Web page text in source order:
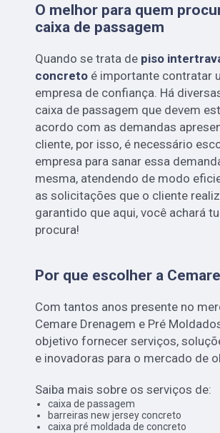
O melhor para quem
caixa de passagem
Quando se trata de piso
concreto é importante contratar
empresa de confiança. Há
caixa de passagem que devem
acordo com as demandas
cliente, por isso, é necessário
empresa para sanar essa
mesma, atendendo de modo
as solicitações que o cliente
garantido que aqui, você achará
procura!
Por que escolher a
Com tantos anos presente no
Cemare Drenagem e Pré
objetivo fornecer serviços,
e inovadoras para o mercado de
Saiba mais sobre os serviços de:
caixa de passagem
barreiras new jersey concreto
caixa pré moldada de concreto